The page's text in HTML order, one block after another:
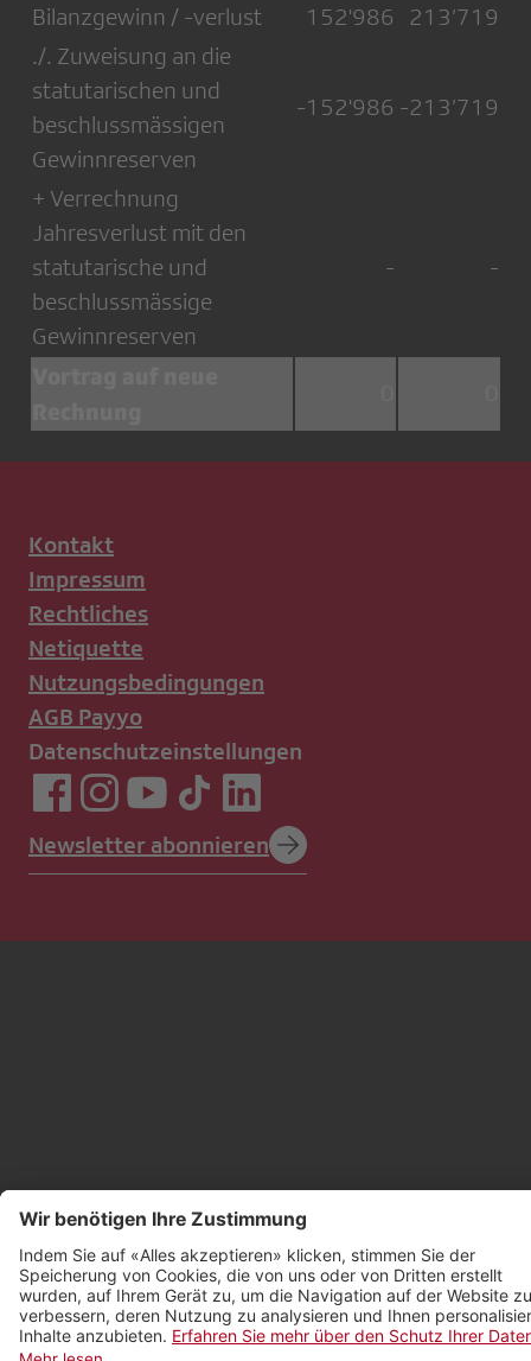
Bilanzgewinn / -verlust 152'986
213’719
./. Zuweisung an die
statutarischen und
beschlussmässigen
Gewinnreserven
-152'986 -213’719
+ Verrechnung
Jahresverlust mit den
statutarische und
beschlussmässige
Gewinnreserven
- -
Kontakt
Impressum
Rechtliches
Netiquette
Nutzungsbedingungen
AGB Payyo
Datenschutzeinstellungen
Newsletter abonnieren